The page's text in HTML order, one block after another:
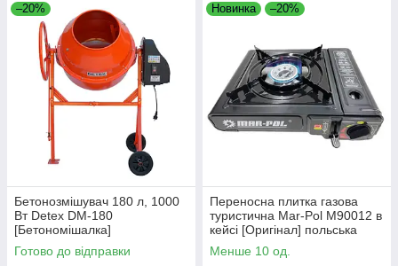
–20%
Бетонозмішувач 180 л, 1000
Вт Detex DM-180
[Бетономішалка]
Готово до відправки
Новинка –20%
Переносна плитка газова
туристична Mar-Pol M90012 в
кейсі [Оригінал] польська
Менше 10 од.